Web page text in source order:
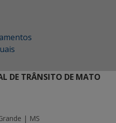
DE TRÂNSITO DE MATO
| MS